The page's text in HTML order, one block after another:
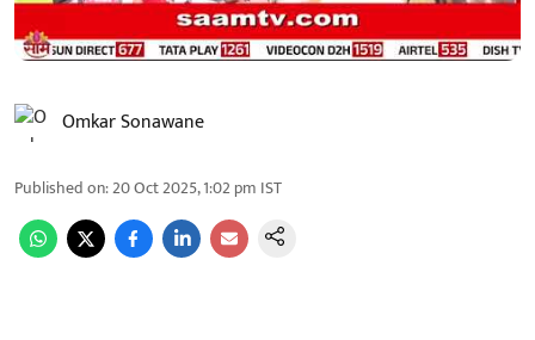
Omkar Sonawane
Published on:20 Oct 2025, 1:02 pm IST